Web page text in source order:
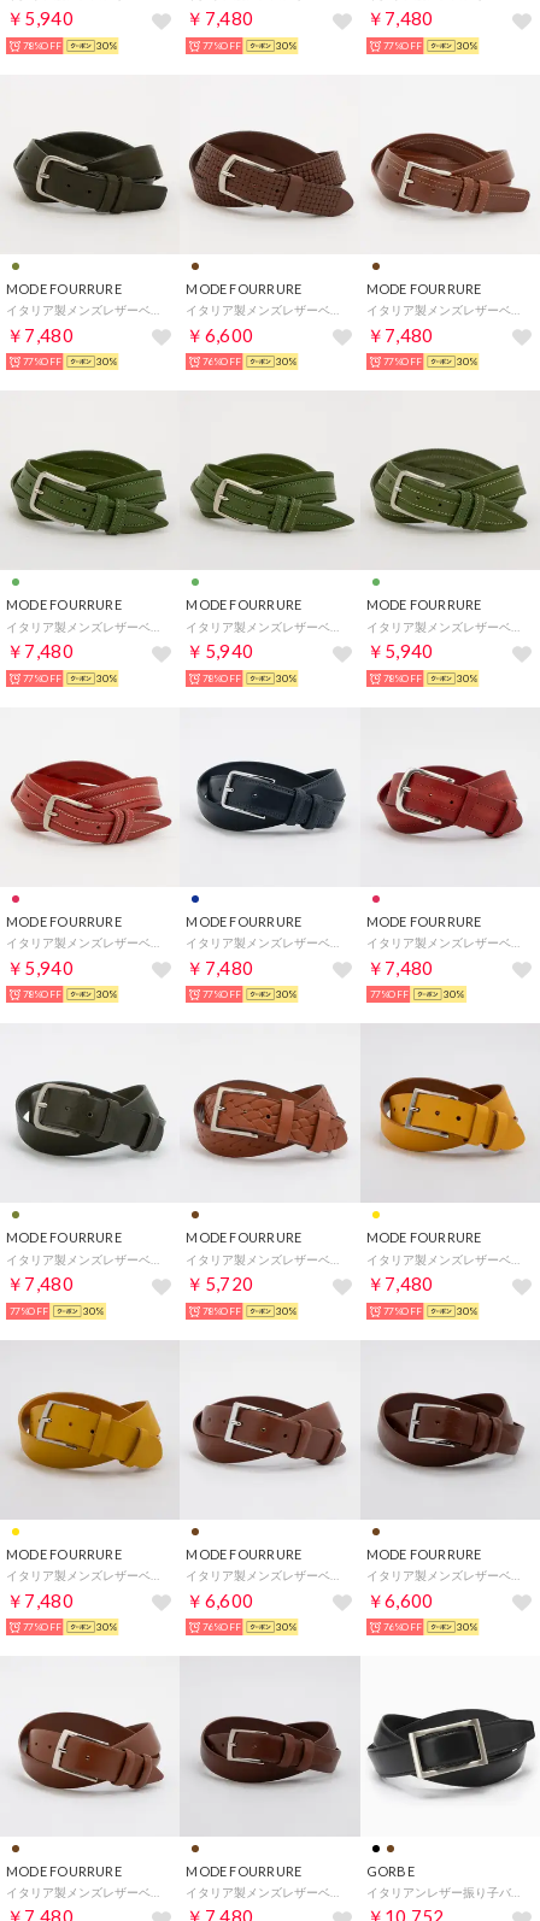
￥5,940
78%OFF 30%
￥7,480
77%OFF 30%
￥7,480
77%OFF 30%
MODE FOURRURE
￥7,480
77%OFF 30%
MODE FOURRURE
￥6,600
76%OFF 30%
MODE FOURRURE
イタリア製メンズレザーベルト （ブラウン）
￥7,480
77%OFF 30%
MODE FOURRURE
￥7,480
77%OFF 30%
MODE FOURRURE
￥5,940
78%OFF 30%
MODE FOURRURE
イタリア製メンズレザーベルト （グリーン）
￥5,940
78%OFF 30%
MODE FOURRURE
￥5,940
78%OFF 30%
MODE FOURRURE
￥7,480
77%OFF 30%
MODE FOURRURE
イタリア製メンズレザーベルト （レッド）
￥7,480
77%OFF 30%
MODE FOURRURE
￥7,480
77%OFF 30%
MODE FOURRURE
￥5,720
78%OFF 30%
MODE FOURRURE
イタリア製メンズレザーベルト （イエロー）
￥7,480
77%OFF 30%
MODE FOURRURE
￥7,480
77%OFF 30%
MODE FOURRURE
￥6,600
76%OFF 30%
MODE FOURRURE
イタリア製メンズレザーベルト （ブラウン）
￥6,600
76%OFF 30%
MODE FOURRURE
￥7,480
MODE FOURRURE
￥7,480
GORBE
イタリアンレザー振り子バックルベルト （ブラック）
￥10,752